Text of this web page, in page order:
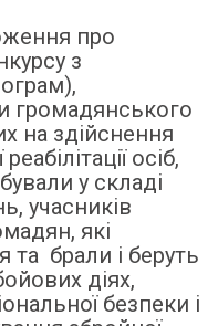
про
з
громадянського
на здійснення
осіб,
у складі
учасників
які
та брали і беруть
діях,
безпеки і